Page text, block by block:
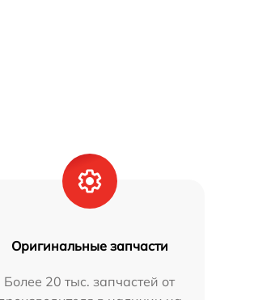
Оригинальные запчасти
Более 20 тыс. запчастей от